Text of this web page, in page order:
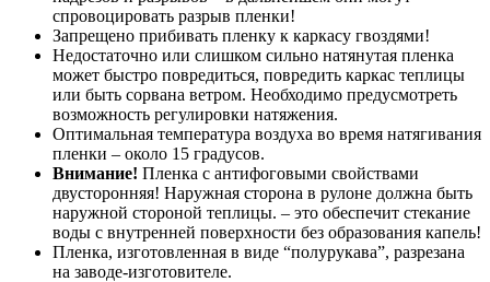
спровоцировать разрыв пленки!
Запрещено прибивать пленку к каркасу гвоздями!
Недостаточно или слишком сильно натянутая пленка
может быстро повредиться, повредить каркас теплицы
или быть сорвана ветром. Необходимо предусмотреть
возможность регулировки натяжения.
Оптимальная температура воздуха во время натягивания
пленки – около 15 градусов.
Внимание! Пленка с антифоговыми свойствами
двусторонняя! Наружная сторона в рулоне должна быть
наружной стороной теплицы. – это обеспечит стекание
воды с внутренней поверхности без образования капель!
Пленка, изготовленная в виде “полурукава”, разрезана
на заводе-изготовителе.